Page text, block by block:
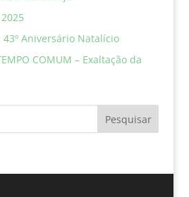
Aniversário Natalício
COMUM – Exaltação da
Pesquisar